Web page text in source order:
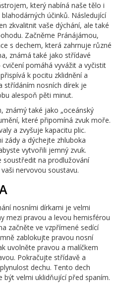
který nabíná naše tělo i
účinků. Následující
zkvalitnit vaše dýchání, ale také
Začněme Pránájámou,
s dechem, která zahrnuje různé
známá také jako střídavé
pomáhá vyvážit a vyčistit
k pocitu zklidnění a
střídáním nosních dírek je
alespoň pěti minut.
známý také jako „oceánský
které připomíná zvuk moře.
a zvyšuje kapacitu plic.
zády a dýchejte zhluboka
vytvořili jemný zvuk.
soustředit na prodlužování
nervovou soustavu.
nosními dírkami je velmi
mezi pravou a levou hemisférou
začněte ve vzpřímené sedící
zablokujte pravou nosní
uvolněte pravou a malíčkem
Pokračujte střídavě a
dechu. Tento dech
velmi uklidňující před spaním.